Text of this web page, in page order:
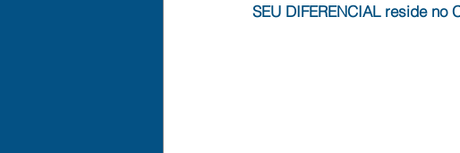
SEU DIFERENCIAL reside no